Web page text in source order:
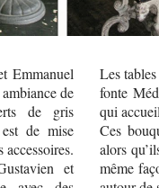
Emmanuel
de
de gris
de mise
et
Les
fonte
qui
Ces
alors
même